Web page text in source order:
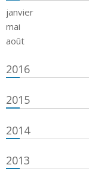
janvier
mai
août
2016
2015
2014
2013